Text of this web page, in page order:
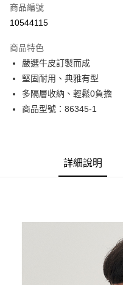
超商取貨付款
Apple Pay
街口支付
悠遊付
便利好安心！
１．簡單：不需註冊會員、不需
２．便利：只要手機號碼，簡訊
３．安心：先確認商品／服務後
【「AFTEE先享後付」結帳流程
商品編號
10544115
商品特色
嚴選牛皮訂製而成
堅固耐用、典雅有型
多隔層收納、輕鬆0負擔
商品型號：86345-1
詳細說明